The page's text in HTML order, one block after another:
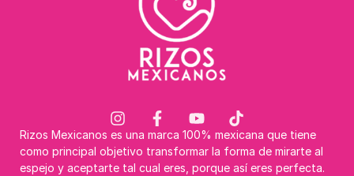
Rizos Mexicanos es una marca 100% mexicana que tiene
como principal objetivo transformar la forma de mirarte al
espejo y aceptarte tal cual eres, porque así eres perfecta.